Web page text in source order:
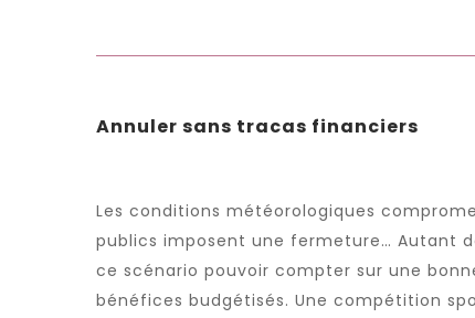
Annuler sans tracas financiers
Les conditions météorologiques
publics imposent une fermeture… Autant
ce scénario pouvoir compter sur une
bénéfices budgétisés. Une compétition